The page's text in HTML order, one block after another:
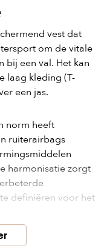
vest dat
om de vitale
bij een val. Het kan
laag kleding (T-
een jas.
norm heeft
ruiterairbags
harmonisatie zorgt
definiëren voor het